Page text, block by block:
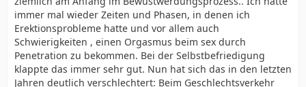
immer mal wieder Zeiten und Phasen, in denen ich
Erektionsprobleme hatte und vor allem auch
Schwierigkeiten , einen Orgasmus beim sex durch
Penetration zu bekommen. Bei der Selbstbefriedigung
klappte das immer sehr gut. Nun hat sich das in den letzten
Jahren deutlich verschlechtert: Beim Geschlechtsverkehr